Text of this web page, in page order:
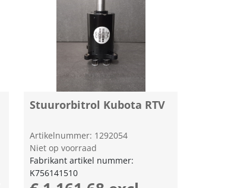
Stuurorbitrol Kubota RTV
Artikelnummer: 1292054
Niet op voorraad
Fabrikant artikel nummer:
K756141510